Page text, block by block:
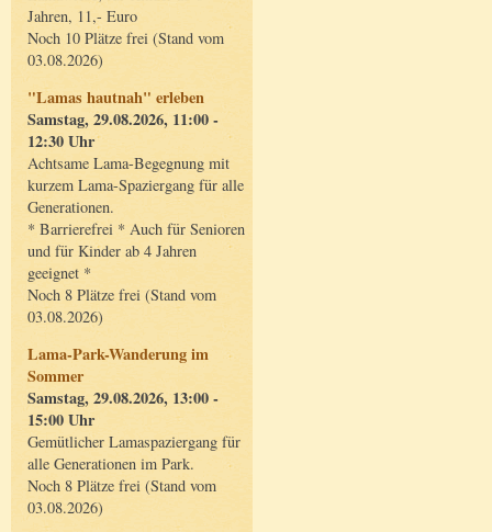
Jahren, 11,- Euro
Noch 10 Plätze frei (Stand vom
03.08.2026)
"Lamas hautnah" erleben
Samstag, 29.08.2026, 11:00 -
12:30 Uhr
Achtsame Lama-Begegnung mit
kurzem Lama-Spaziergang für alle
Generationen.
* Barrierefrei * Auch für Senioren
und für Kinder ab 4 Jahren
geeignet *
Noch 8 Plätze frei (Stand vom
03.08.2026)
Lama-Park-Wanderung im
Sommer
Samstag, 29.08.2026, 13:00 -
15:00 Uhr
Gemütlicher Lamaspaziergang für
alle Generationen im Park.
Noch 8 Plätze frei (Stand vom
03.08.2026)